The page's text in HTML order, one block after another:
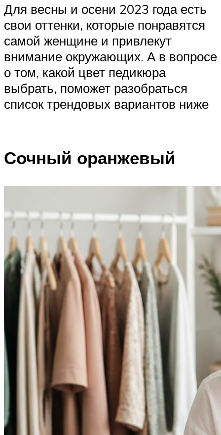
Для весны и осени 2023 года есть
свои оттенки, которые понравятся
самой женщине и привлекут
внимание окружающих. А в вопросе
о том, какой цвет педикюра
выбрать, поможет разобраться
список трендовых вариантов ниже
Сочный оранжевый